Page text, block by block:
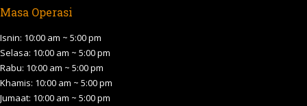
opens
in
new
window
opens
in
new
window
opens
in
new
window
opens
in
new
window
in
new
window
Masa Operasi
Isnin: 10:00 am ~ 5:00 pm
Selasa: 10:00 am ~ 5:00 pm
Rabu: 10:00 am ~ 5:00 pm
Khamis: 10:00 am ~ 5:00 pm
Jumaat: 10:00 am ~ 5:00 pm